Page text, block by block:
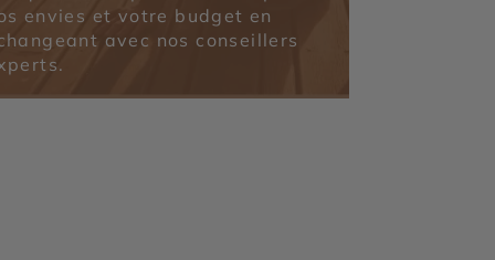
envies et votre budget en
avec nos conseillers